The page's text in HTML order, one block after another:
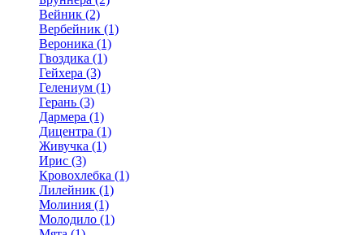
Вейник (2)
Вербейник (1)
Вероника (1)
Гвоздика (1)
Гейхера (3)
Гелениум (1)
Герань (3)
Дармера (1)
Дицентра (1)
Живучка (1)
Ирис (3)
Кровохлебка (1)
Лилейник (1)
Молиния (1)
Молодило (1)